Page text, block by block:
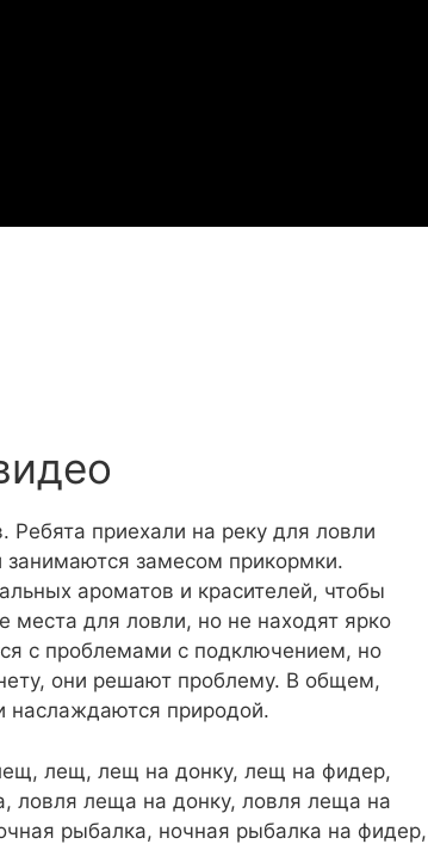
приехали на реку для ловли
занимаются замесом прикормки.
ароматов и красителей, чтобы
для ловли, но не находят ярко
с проблемами с подключением, но
они решают проблему. В общем,
наслаждаются природой.
лещ, лещ на донку, лещ на фидер,
леща на донку, ловля леща на
рыбалка, ночная рыбалка на фидер,